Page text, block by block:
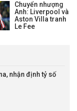
Chuyển nhượng
Anh: Liverpool và
Aston Villa tranh
Le Fee
nhận định tỷ số